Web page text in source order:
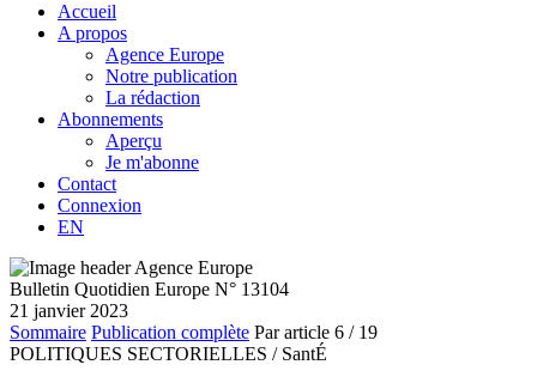
Accueil
A propos
Agence Europe
Notre publication
La rédaction
Abonnements
Aperçu
Je m'abonne
Contact
Connexion
EN
Bulletin Quotidien Europe N° 13104
21 janvier 2023
Sommaire Publication complète Par article 6 / 19
POLITIQUES SECTORIELLES / SantÉ